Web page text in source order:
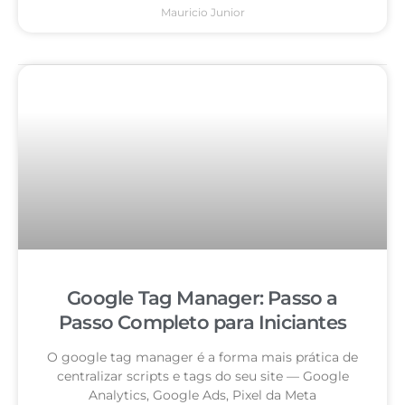
Mauricio Junior
Google Tag Manager: Passo a
Passo Completo para Iniciantes
O google tag manager é a forma mais prática de
centralizar scripts e tags do seu site — Google
Analytics, Google Ads, Pixel da Meta